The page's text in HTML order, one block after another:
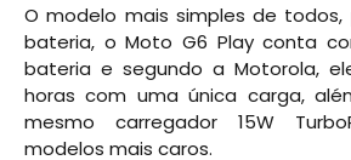
O modelo mais simples de
bateria, o Moto G6 Play conta
bateria e segundo a Motorola,
horas com uma única carga,
mesmo carregador 15W
modelos mais caros.